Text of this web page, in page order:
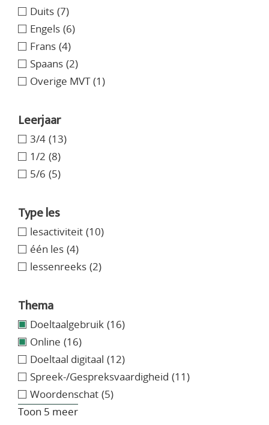
Duits (7)
Engels (6)
Frans (4)
Spaans (2)
Overige MVT (1)
Leerjaar
3/4 (13)
1/2 (8)
5/6 (5)
Type les
lesactiviteit (10)
één les (4)
lessenreeks (2)
Thema
Doeltaalgebruik (16)
Online (16)
Doeltaal digitaal (12)
Spreek-/Gespreksvaardigheid (11)
Woordenschat (5)
Toon 5 meer